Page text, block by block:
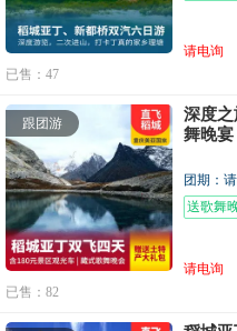
请电询
已售：47
跟团游
深度
舞晚宴
团期：
送歌舞
请电询
已售：82